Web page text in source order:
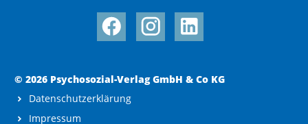
© 2026 Psychosozial-Verlag GmbH & Co KG
Datenschutzerklärung
Impressum